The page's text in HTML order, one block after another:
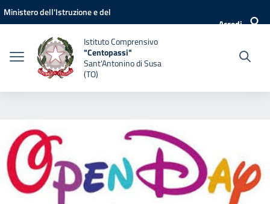
Vai ai contenuti
Vai al menu di navigazione
Vai al footer
Ministero dell'Istruzione e del
Accedi
Istituto Comprensivo
"Centopassi"
Sant'Antonino di Susa
(TO)